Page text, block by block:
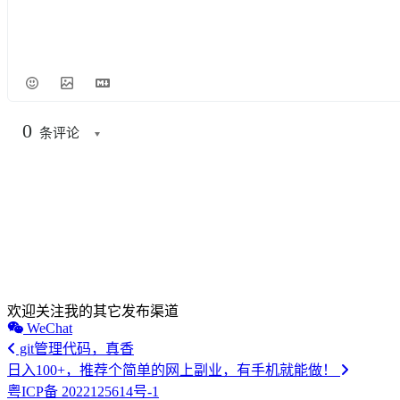
0 条评论
欢迎关注我的其它发布渠道
WeChat
git管理代码，真香
日入100+，推荐个简单的网上副业，有手机就能做！
粤ICP备 2022125614号-1